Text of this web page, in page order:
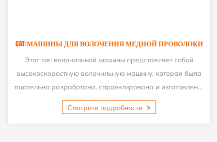
CAT:МАШИНЫ ДЛЯ ВОЛОЧЕНИЯ МЕДНОЙ ПРОВОЛОКИ
Этот тип волочильной машины представляет собой
высокоскоростную волочильную машину, которая была
тщательно разработана, спроектирована и изготовлена ​
...
Смотрите подробности